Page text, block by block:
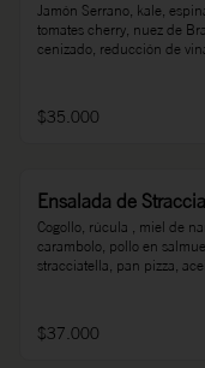
Jamón Serrano, kale,
tomates cherry, nuez de
cenizado, reducción de
$35.000
Ensalada de
Cogollo, rúcula , miel de
carambolo, pollo en
stracciatella, pan pizza,
$37.000